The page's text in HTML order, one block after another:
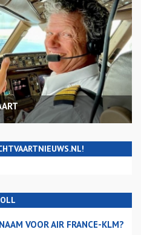
VOOR AIR FRANCE-KLM?